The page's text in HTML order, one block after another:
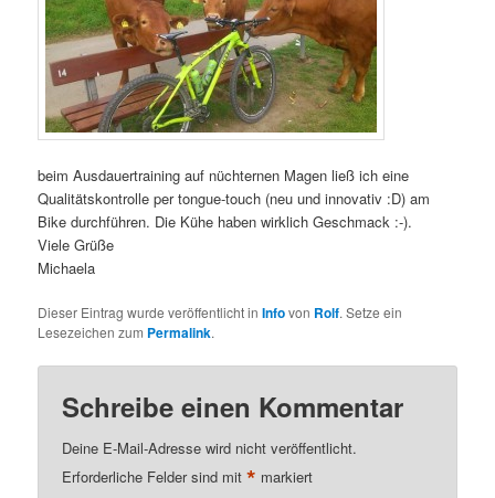
beim Ausdauertraining auf nüchternen Magen ließ ich eine
Qualitätskontrolle per tongue-touch (neu und innovativ :D) am
Bike durchführen. Die Kühe haben wirklich Geschmack :-).
Viele Grüße
Michaela
Dieser Eintrag wurde veröffentlicht inInfovon Rolf. Setze ein
Lesezeichen zum Permalink.
Schreibe einen Kommentar
Deine E-Mail-Adresse wird nicht veröffentlicht.
Erforderliche Felder sind mit* markiert